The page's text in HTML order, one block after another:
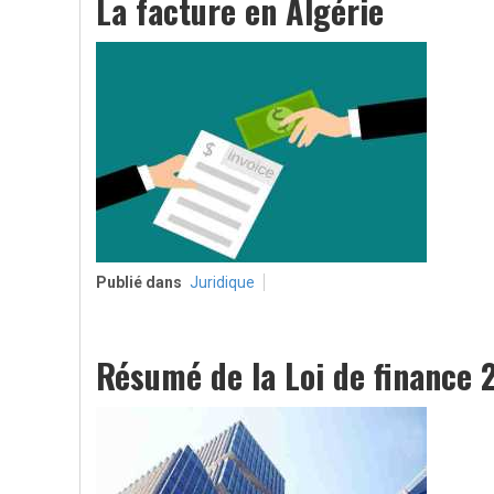
La facture en Algérie
Publié dans Juridique
Résumé de la Loi de finance